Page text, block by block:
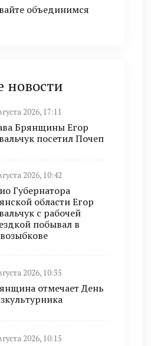
объединимся
новости
2026, 17:11
Брянщины Егор
посетил Почеп
2026, 10:42
Губернатора
области Егор
с рабочей
побывал в
2026, 10:35
отмечает День
2026, 10:15